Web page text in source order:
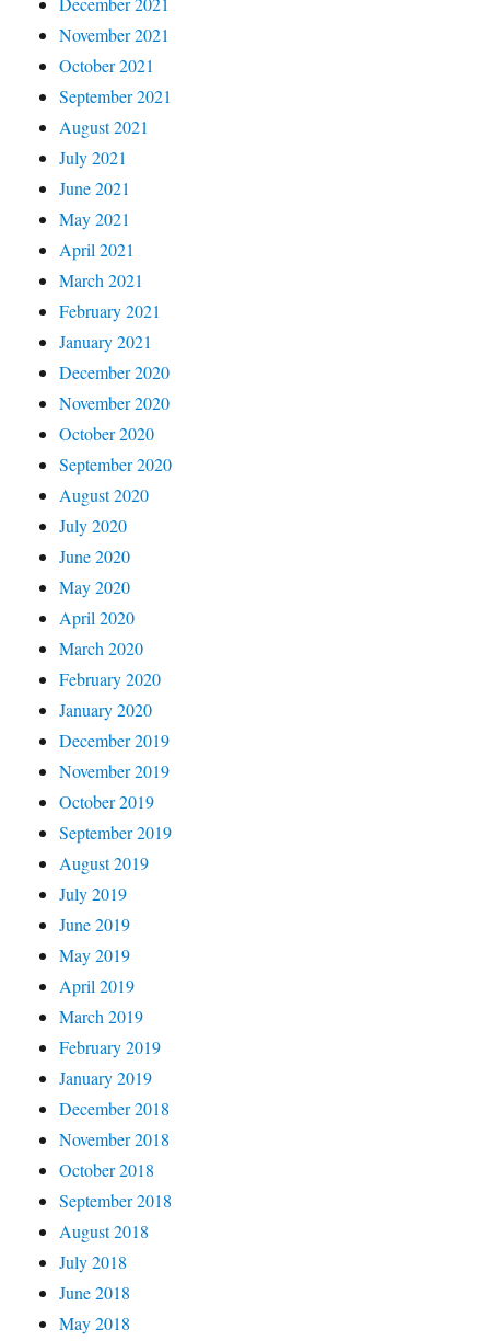
November 2021
October 2021
September 2021
August 2021
July 2021
June 2021
May 2021
April 2021
March 2021
February 2021
January 2021
December 2020
November 2020
October 2020
September 2020
August 2020
July 2020
June 2020
May 2020
April 2020
March 2020
February 2020
January 2020
December 2019
November 2019
October 2019
September 2019
August 2019
July 2019
June 2019
May 2019
April 2019
March 2019
February 2019
January 2019
December 2018
November 2018
October 2018
September 2018
August 2018
July 2018
June 2018
May 2018